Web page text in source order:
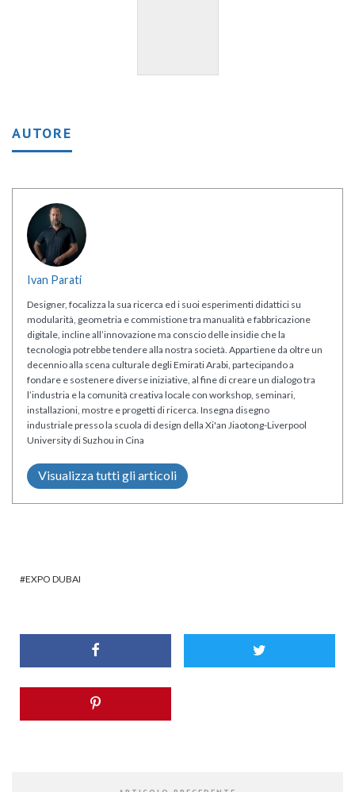
AUTORE
Ivan Parati
Designer, focalizza la sua ricerca ed i suoi esperimenti didattici su
modularità, geometria e commistione tra manualità e fabbricazione
digitale, incline all’innovazione ma conscio delle insidie che la
tecnologia potrebbe tendere alla nostra società. Appartiene da oltre un
decennio alla scena culturale degli Emirati Arabi, partecipando a
fondare e sostenere diverse iniziative, al fine di creare un dialogo tra
l’industria e la comunità creativa locale con workshop, seminari,
installazioni, mostre e progetti di ricerca. Insegna disegno
industriale presso la scuola di design della Xi'an Jiaotong-Liverpool
University di Suzhou in Cina
Visualizza tutti gli articoli
EXPO DUBAI